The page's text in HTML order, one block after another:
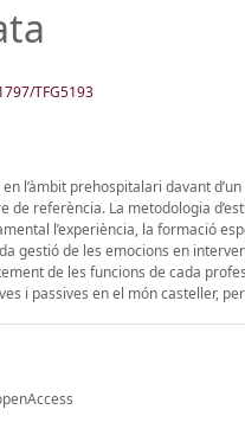
TFG5193
l’àmbit prehospitalari davant
de referència. La metodologia
l’experiència, la formació
gestió de les emocions en
de les funcions de cada
i passives en el món casteller,